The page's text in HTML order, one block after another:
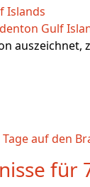
Islands
Gulf
auszeichnet,
für